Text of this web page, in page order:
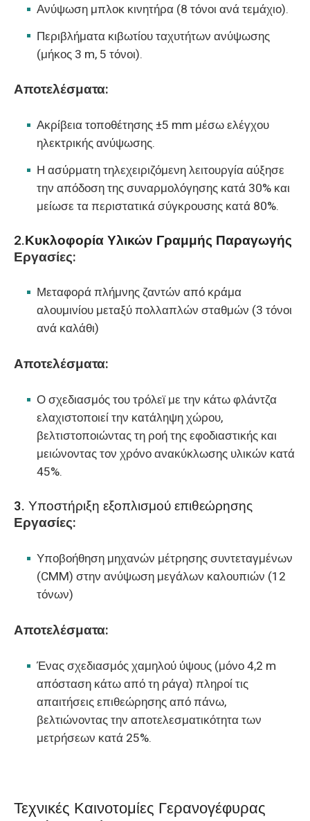
Ανύψωση μπλοκ κινητήρα (8 τόνοι ανά τεμάχιο).
Περιβλήματα κιβωτίου ταχυτήτων ανύψωσης
(μήκος 3 m, 5 τόνοι).
Αποτελέσματα:
Ακρίβεια τοποθέτησης ±5 mm μέσω ελέγχου
ηλεκτρικής ανύψωσης.
Η ασύρματη τηλεχειριζόμενη λειτουργία αύξησε
την απόδοση της συναρμολόγησης κατά 30% και
μείωσε τα περιστατικά σύγκρουσης κατά 80%.
2.Κυκλοφορία Υλικών Γραμμής Παραγωγής
Εργασίες:
Μεταφορά πλήμνης ζαντών από κράμα
αλουμινίου μεταξύ πολλαπλών σταθμών (3 τόνοι
ανά καλάθι)
Αποτελέσματα:
Ο σχεδιασμός του τρόλεϊ με την κάτω φλάντζα
ελαχιστοποιεί την κατάληψη χώρου,
βελτιστοποιώντας τη ροή της εφοδιαστικής και
μειώνοντας τον χρόνο ανακύκλωσης υλικών κατά
45%.
3. Υποστήριξη εξοπλισμού επιθεώρησης
Εργασίες:
Υποβοήθηση μηχανών μέτρησης συντεταγμένων
(CMM) στην ανύψωση μεγάλων καλουπιών (12
τόνων)
Αποτελέσματα:
Ένας σχεδιασμός χαμηλού ύψους (μόνο 4,2 m
απόσταση κάτω από τη ράγα) πληροί τις
απαιτήσεις επιθεώρησης από πάνω,
βελτιώνοντας την αποτελεσματικότητα των
μετρήσεων κατά 25%.
Τεχνικές Καινοτομίες Γερανογέφυρας